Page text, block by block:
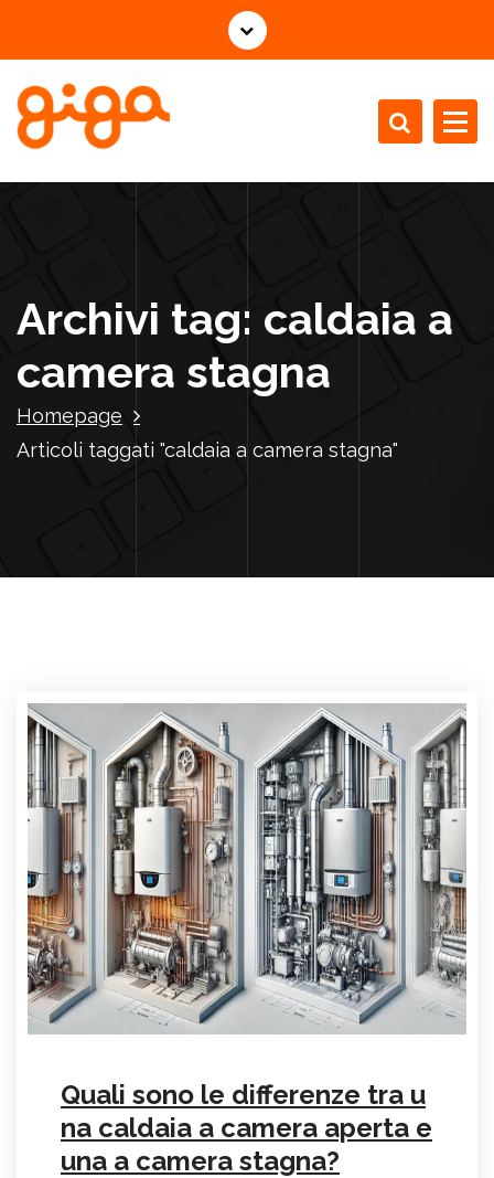
i
Archivi tag: caldaia a
camera stagna
Homepage
Articoli taggati "caldaia a camera stagna"
Quali sono le differenze tra u
na caldaia a camera aperta e
una a camera stagna?